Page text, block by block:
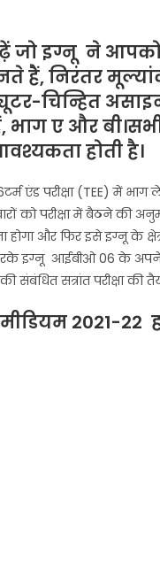
जोइग्नू ने
हैं, निरंतर
चिन्हित
भाग ए और
होती है।
एंड परीक्षा (TEE) में
परीक्षा में बैठने की
और फिर इसे इग्नू के
इग्नू आईबीओ 06के अपने
सत्रांत परीक्षा की
मीडियम 2021-22